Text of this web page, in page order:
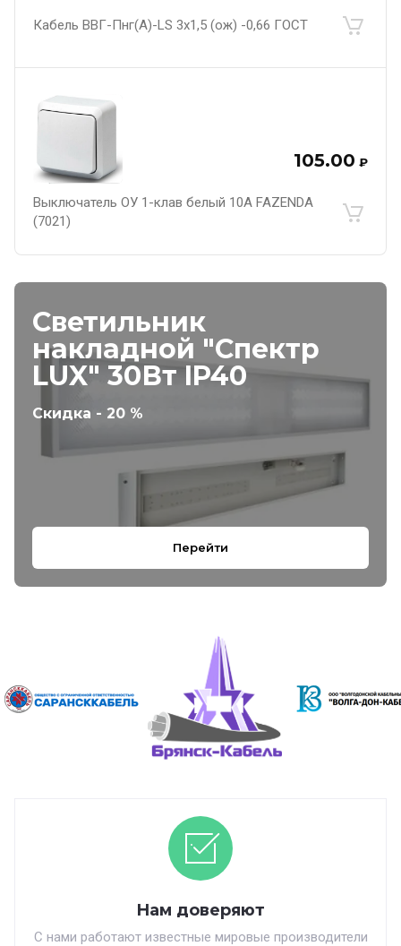
Кабель ВВГ-Пнг(А)-LS 3х1,5 (ож) -0,66 ГОСТ
105.00 ₽
Выключатель ОУ 1-клав белый 10А FAZENDA
(7021)
Светильник
накладной "Спектр
LUX" 30Вт IP40
Скидка - 20 %
Перейти
Нам доверяют
С нами работают известные мировые производители